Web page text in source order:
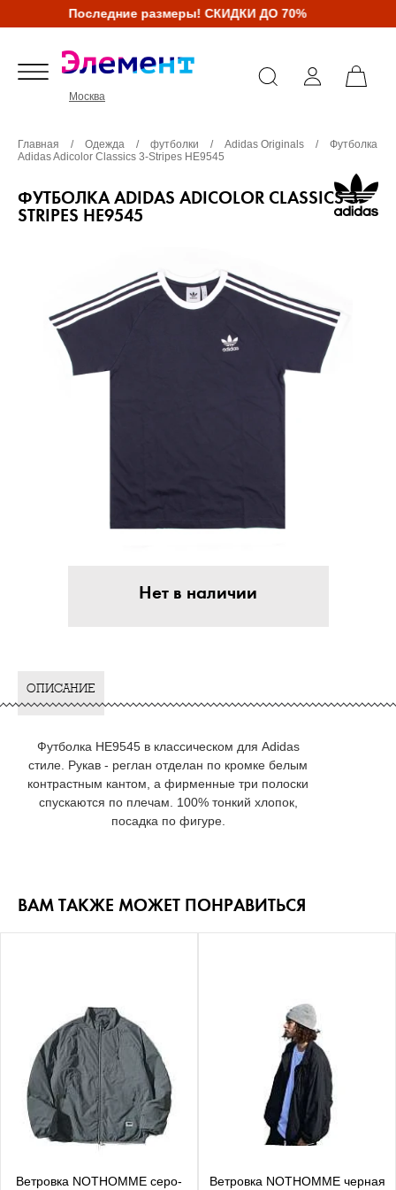
Последние размеры! СКИДКИ ДО 70%
Москва
Главная / Одежда / футболки / Adidas Originals /
Футболка
Adidas Adicolor Classics 3-Stripes HE9545
ФУТБОЛКА ADIDAS ADICOLOR CLASSICS 3-
STRIPES HE9545
Нет в наличии
ОПИСАНИЕ
Футболка HE9545 в классическом для Adidas
стиле. Рукав - реглан отделан по кромке белым
контрастным кантом, а фирменные три полоски
спускаются по плечам. 100% тонкий хлопок,
посадка по фигуре.
ВАМ ТАКЖЕ МОЖЕТ ПОНРАВИТЬСЯ
Ветровка NOTHOMME серо-
Ветровка NOTHOMME черная